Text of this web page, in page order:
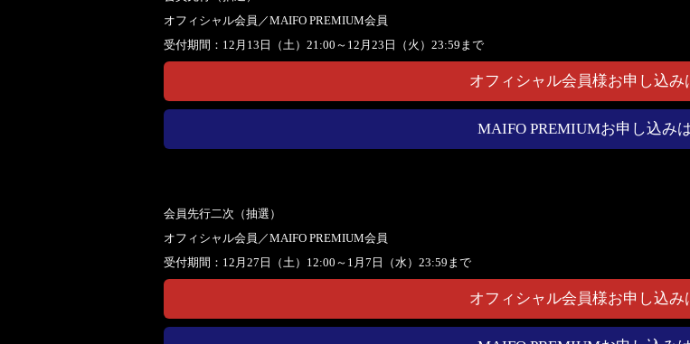
オフィシャル会員／MAIFO PREMIUM会員
受付期間：12月13日（土）21:00～12月23日（火）23:59まで
オフィシャル会員様お申し込み
MAIFO PREMIUMお申し込み
会員先行二次（抽選）
オフィシャル会員／MAIFO PREMIUM会員
受付期間：12月27日（土）12:00～1月7日（水）23:59まで
オフィシャル会員様お申し込み